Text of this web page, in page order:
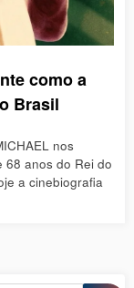
como a
Brasil
nos
68 anos do Rei do
a cinebiografia